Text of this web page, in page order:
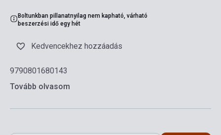
Boltunkban pillanatnyilag nem kapható, várható
beszerzési idő egy hét
Kedvencekhez hozzáadás
9790801680143
Tovább olvasom